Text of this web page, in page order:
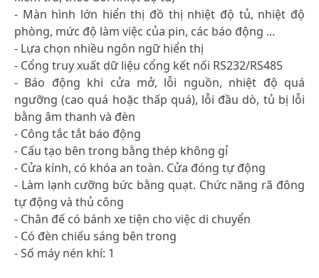
- Màn hình lớn hiển thị đồ thị nhiệt độ tủ, nhiệt độ
phòng, mức độ làm việc của pin, các báo động ...
- Lựa chọn nhiều ngôn ngữ hiển thị
- Cổng truy xuất dữ liệu cổng kết nối RS232/RS485
- Báo động khi cửa mở, lỗi nguồn, nhiệt độ quá
ngưỡng (cao quá hoặc thấp quá), lỗi đầu dò, tủ bị lỗi
bằng âm thanh và đèn
- Công tắc tắt báo động
- Cấu tạo bên trong bằng thép không gỉ
- Cửa kính, có khóa an toàn. Cửa đóng tự động
- Làm lạnh cưỡng bức bằng quạt. Chức năng rã đông
tự động và thủ công
- Chân đế có bánh xe tiện cho việc di chuyển
- Có đèn chiếu sáng bên trong
- Số máy nén khí: 1